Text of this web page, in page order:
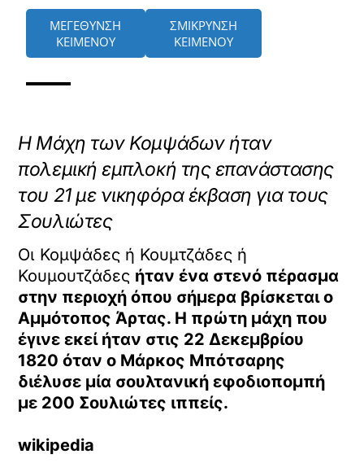
ΜΕΓΕΘΥΝΣΗ
ΚΕΙΜΕΝΟΥ
ΣΜΙΚΡΥΝΣΗ
ΚΕΙΜΕΝΟΥ
Η Μάχη των Κομψάδων ήταν
πολεμική εμπλοκή της επανάστασης
του 21 με νικηφόρα έκβαση για τους
Σουλιώτες
Οι Κομψάδες ή Κουμτζάδες ή
Κουμουτζάδες ήταν ένα στενό πέρασμα
στην περιοχή όπου σήμερα βρίσκεται ο
Αμμότοπος Άρτας. Η πρώτη μάχη που
έγινε εκεί ήταν στις 22 Δεκεμβρίου
1820 όταν ο Μάρκος Μπότσαρης
διέλυσε μία σουλτανική εφοδιοπομπή
με 200 Σουλιώτες ιππείς.
wikipedia